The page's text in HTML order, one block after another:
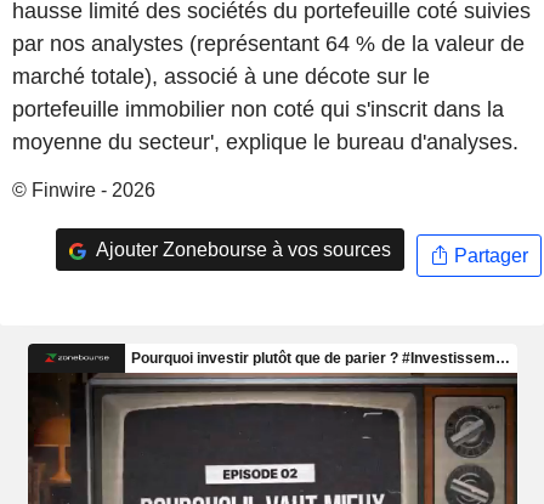
hausse limité des sociétés du portefeuille coté suivies
par nos analystes (représentant 64 % de la valeur de
marché totale), associé à une décote sur le
portefeuille immobilier non coté qui s'inscrit dans la
moyenne du secteur', explique le bureau d'analyses.
© Finwire - 2026
Ajouter Zonebourse à vos sources Partager